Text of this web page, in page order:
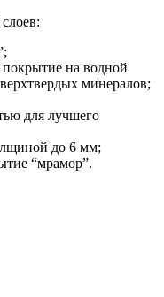
на водной
минералов;
для лучшего
до 6 мм;
“мрамор”.